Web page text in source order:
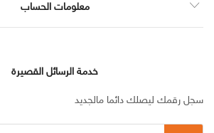
معلومات الحساب
خدمة الرسائل القصيرة
سجل رقمك ليصلك دائما مالجديد